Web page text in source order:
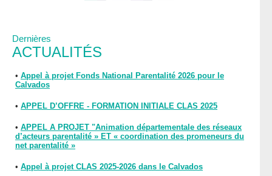
Dernières
ACTUALITÉS
• Appel à projet Fonds National Parentalité 2026 pour le
Calvados
• APPEL D’OFFRE - FORMATION INITIALE CLAS 2025
• APPEL A PROJET "Animation départementale des réseaux
d’acteurs parentalité » ET « coordination des promeneurs du
net parentalité »
• Appel à projet CLAS 2025-2026 dans le Calvados